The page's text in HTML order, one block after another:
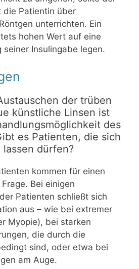
die Patientin über
unterrichten. Ein
hohen Wert auf eine
seiner Insulingabe legen.
der trüben
künstliche Linsen ist
des
es Patienten, die sich
dürfen?
kommen für einen
Bei einigen
Patienten schließt sich
aus – wie bei extremer
Myopie), bei starken
die durch die
sind, oder etwa bei
am Auge.